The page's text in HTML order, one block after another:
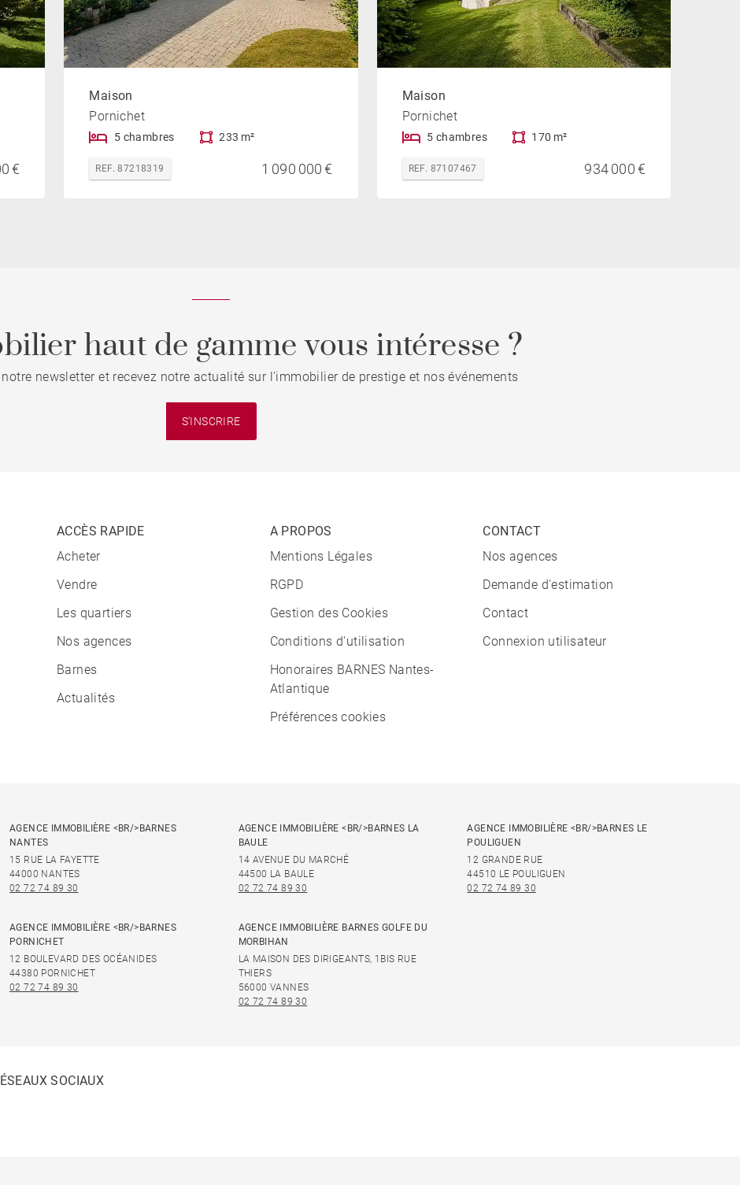
€
Maison
Pornichet
5 chambres 233 m²
REF. 87218319 1 090 000 €
Maison
Pornichet
5 chambres 170 m²
REF. 87107467 934 000 €
haut de gamme vous intéresse ?
newsletter et recevez notre actualité sur l'immobilier de prestige et nos événements
S'INSCRIRE
ACCÈS RAPIDE
Acheter
Vendre
Les quartiers
Nos agences
Barnes
Actualités
A PROPOS
Mentions Légales
RGPD
Gestion des Cookies
Conditions d'utilisation
Honoraires BARNES Nantes-
Atlantique
Préférences cookies
CONTACT
Nos agences
Demande d'estimation
Contact
Connexion utilisateur
AGENCE IMMOBILIÈRE <BR/>BARNES
NANTES
15 RUE LA FAYETTE
44000 NANTES
02 72 74 89 30
AGENCE IMMOBILIÈRE <BR/>BARNES LA
BAULE
14 AVENUE DU MARCHÉ
44500 LA BAULE
02 72 74 89 30
AGENCE IMMOBILIÈRE <BR/>BARNES LE
POULIGUEN
12 GRANDE RUE
44510 LE POULIGUEN
02 72 74 89 30
AGENCE IMMOBILIÈRE <BR/>BARNES
PORNICHET
12 BOULEVARD DES OCÉANIDES
44380 PORNICHET
02 72 74 89 30
AGENCE IMMOBILIÈRE BARNES GOLFE DU
MORBIHAN
LA MAISON DES DIRIGEANTS, 1BIS RUE
THIERS
56000 VANNES
02 72 74 89 30
SOCIAUX